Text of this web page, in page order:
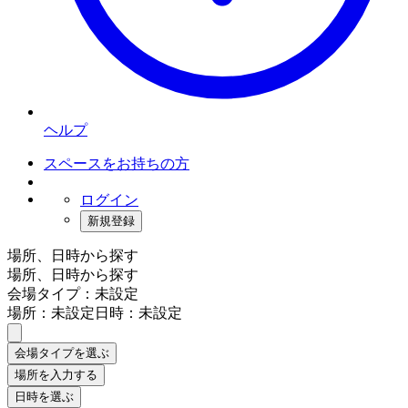
ヘルプ
スペースをお持ちの方
ログイン
新規登録
場所、日時から探す
場所、日時から探す
会場タイプ：未設定
場所：未設定日時：未設定
会場タイプを選ぶ
場所を入力する
日時を選ぶ